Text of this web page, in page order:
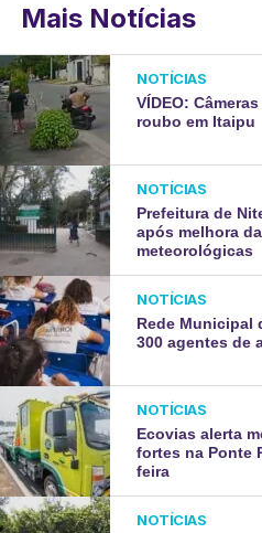
Mais Notícias
NOTÍCIAS
VÍDEO:
roubo em Itaipu
NOTÍCIAS
Prefeitura de
após melhora
meteorológicas
NOTÍCIAS
Rede Municipal
300 agentes de
NOTÍCIAS
Ecovias alerta
fortes na Ponte
feira
NOTÍCIAS